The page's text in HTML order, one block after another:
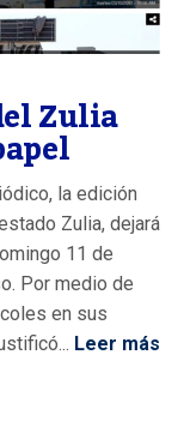
Zulia
la edición
Zulia, dejará
11 de
Por medio de
en sus
Leer más